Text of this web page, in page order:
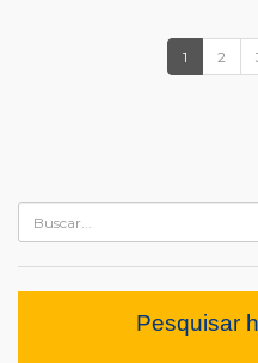
1 2
Pesquisar